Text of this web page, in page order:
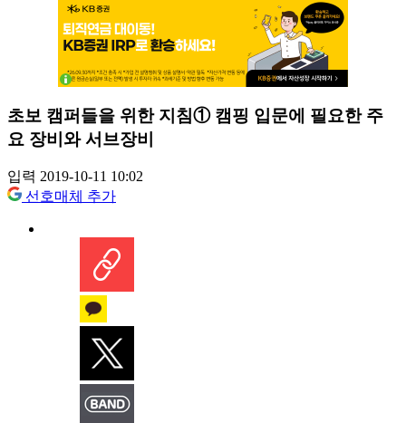
초보 캠퍼들을 위한 지침① 캠핑 입문에 필요한 주
요 장비와 서브장비
입력 2019-10-11 10:02
선호매체 추가